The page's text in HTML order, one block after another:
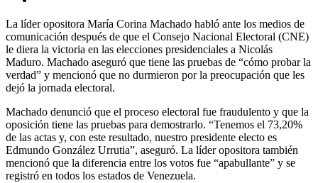
La líder opositora María Corina Machado habló ante los medios de
comunicación después de que el Consejo Nacional Electoral (CNE)
le diera la victoria en las elecciones presidenciales a Nicolás
Maduro. Machado aseguró que tiene las pruebas de “cómo probar la
verdad” y mencionó que no durmieron por la preocupación que les
dejó la jornada electoral.
Machado denunció que el proceso electoral fue fraudulento y que la
oposición tiene las pruebas para demostrarlo. “Tenemos el 73,20%
de las actas y, con este resultado, nuestro presidente electo es
Edmundo González Urrutia”, aseguró. La líder opositora también
mencionó que la diferencia entre los votos fue “apabullante” y se
registró en todos los estados de Venezuela.